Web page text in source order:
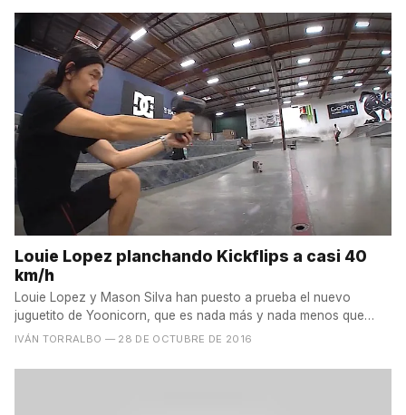
Louie Lopez planchando Kickflips a casi 40
km/h
Louie Lopez y Mason Silva han puesto a prueba el nuevo
juguetito de Yoonicorn, que es nada más y nada menos que
una...
IVÁN TORRALBO — 28 DE OCTUBRE DE 2016